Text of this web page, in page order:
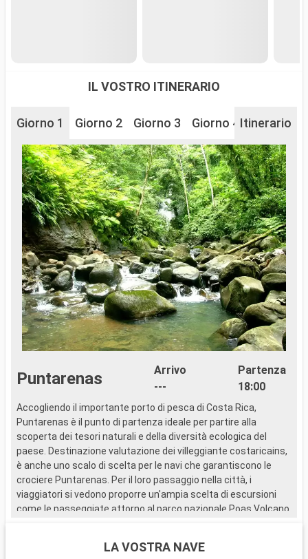
IL VOSTRO ITINERARIO
Giorno 1 Giorno 2 Giorno 3 Giorno 4 Giorno 5
Itinerario
Puntarenas
Arrivo
---
Partenza
18:00
Accogliendo il importante porto di pesca di Costa Rica,
Puntarenas è il punto di partenza ideale per partire alla
scoperta dei tesori naturali e della diversità ecologica del
paese. Destinazione valutazione dei villeggiante costaricains,
è anche uno scalo di scelta per le navi che garantiscono le
crociere Puntarenas. Per il loro passaggio nella città, i
viaggiatori si vedono proporre un'ampia scelta di escursioni
come le passeggiate attorno al parco nazionale Poas Volcano,
Puntarenas per fare kayak o del rafting in cuore pieno della
LA VOSTRA NAVE